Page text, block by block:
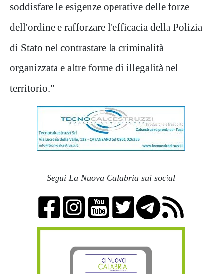
soddisfare le esigenze operative delle forze
dell'ordine e rafforzare l'efficacia della Polizia
di Stato nel contrastare la criminalità
organizzata e altre forme di illegalità nel
territorio."
Segui La Nuova Calabria sui social